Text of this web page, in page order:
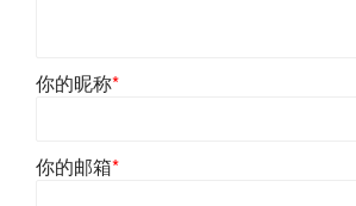
你的昵称*
你的邮箱*